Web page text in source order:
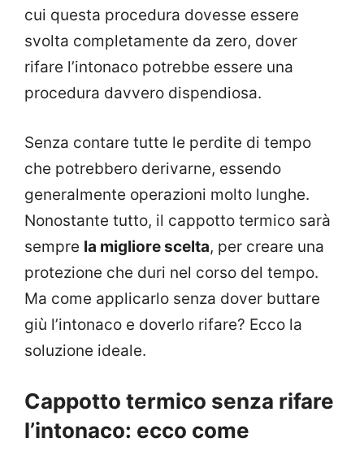
cui questa procedura dovesse essere
svolta completamente da zero, dover
rifare l’intonaco potrebbe essere una
procedura davvero dispendiosa.
Senza contare tutte le perdite di tempo
che potrebbero derivarne, essendo
generalmente operazioni molto lunghe.
Nonostante tutto, il cappotto termico sarà
sempre la migliore scelta, per creare una
protezione che duri nel corso del tempo.
Ma come applicarlo senza dover buttare
giù l’intonaco e doverlo rifare? Ecco la
soluzione ideale.
Cappotto termico senza rifare
l’intonaco: ecco come